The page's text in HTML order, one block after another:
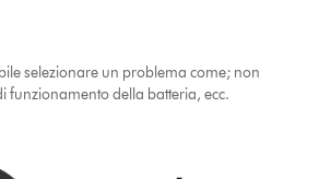
selezionare un problema come; non
funzionamento della batteria, ecc.